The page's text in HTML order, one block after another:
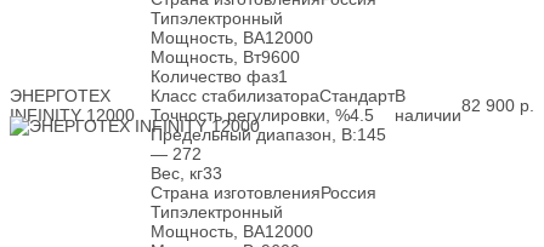
ЭНЕРГОТЕХ
INFINITY 12000
Типэлектронный
Мощность, ВА12000
Мощность, Вт9600
Количество фаз1
Класс стабилизатораСтандарт
Точность регулировки, %4.5
Предельный диапазон, В:145
— 272
Вес, кг33
Страна изготовленияРоссия
В
наличии82 900 р.
Типэлектронный
Мощность, ВА12000